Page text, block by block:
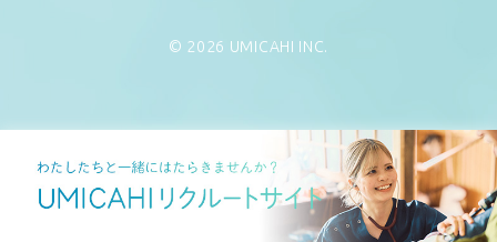
© 2026 UMICAHI INC.